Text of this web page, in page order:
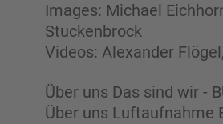
Images: Michael
Stuckenbrock
Videos: Alexander
Über uns Das sind wir -
Über uns Luftaufnahme